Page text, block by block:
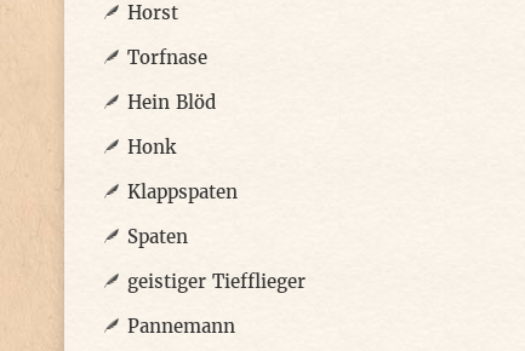
Horst
Torfnase
Hein Blöd
Honk
Klappspaten
Spaten
geistiger Tiefflieger
Pannemann